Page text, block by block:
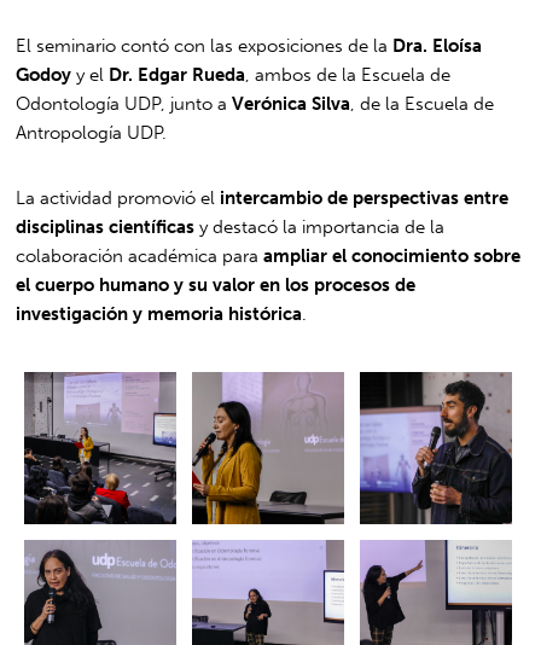
El seminario contó con las exposiciones de la Dra. Eloísa
Godoy y el Dr. Edgar Rueda , ambos de la Escuela de
Odontología UDP, junto aVerónica Silva , de la Escuela de
Antropología UDP.
La actividad promovió el intercambio de perspectivas entre
disciplinas científicas y destacó la importancia de la
colaboración académica paraampliar el conocimiento sobre
el cuerpo humano y su valor en los procesos de
investigación y memoria histórica